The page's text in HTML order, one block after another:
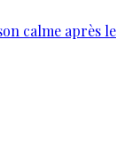
calme après le